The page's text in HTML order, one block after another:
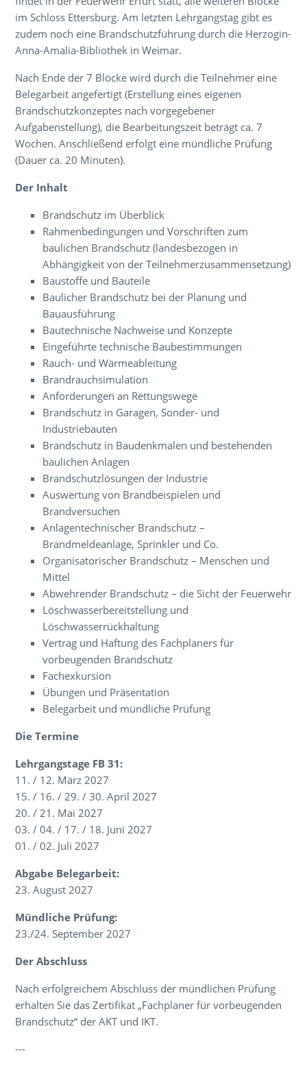
im Schloss Ettersburg. Am letzten Lehrgangstag gibt es
zudem noch eine Brandschutzführung durch die Herzogin-
Anna-Amalia-Bibliothek in Weimar.
Nach Ende der 7 Blöcke wird durch die Teilnehmer eine
Belegarbeit angefertigt (Erstellung eines eigenen
Brandschutzkonzeptes nach vorgegebener
Aufgabenstellung), die Bearbeitungszeit beträgt ca. 7
Wochen. Anschließend erfolgt eine mündliche Prüfung
(Dauer ca. 20 Minuten).
Der Inhalt
Brandschutz im Überblick
Rahmenbedingungen und Vorschriften zum
baulichen Brandschutz (landesbezogen in
Abhängigkeit von der Teilnehmerzusammensetzung)
Baustoffe und Bauteile
Baulicher Brandschutz bei der Planung und
Bauausführung
Bautechnische Nachweise und Konzepte
Eingeführte technische Baubestimmungen
Rauch- und Wärmeableitung
Brandrauchsimulation
Anforderungen an Rettungswege
Brandschutz in Garagen, Sonder- und
Industriebauten
Brandschutz in Baudenkmalen und bestehenden
baulichen Anlagen
Brandschutzlösungen der Industrie
Auswertung von Brandbeispielen und
Brandversuchen
Anlagentechnischer Brandschutz –
Brandmeldeanlage, Sprinkler und Co.
Organisatorischer Brandschutz – Menschen und
Mittel
Abwehrender Brandschutz – die Sicht der Feuerwehr
Löschwasserbereitstellung und
Löschwasserrückhaltung
Vertrag und Haftung des Fachplaners für
vorbeugenden Brandschutz
Fachexkursion
Übungen und Präsentation
Belegarbeit und mündliche Prüfung
Die Termine
Lehrgangstage FB 31:
11. / 12. März 2027
15. / 16. / 29. / 30. April 2027
20. / 21. Mai 2027
03. / 04. / 17. / 18. Juni 2027
01. / 02. Juli 2027
Abgabe Belegarbeit:
23. August 2027
Mündliche Prüfung:
23./24. September 2027
Der Abschluss
Nach erfolgreichem Abschluss der mündlichen Prüfung
erhalten Sie das Zertifikat „Fachplaner für vorbeugenden
Brandschutz“ der AKT und IKT.
---